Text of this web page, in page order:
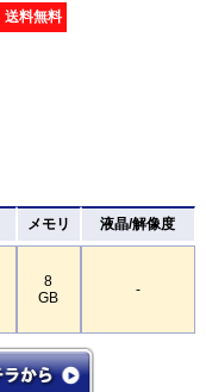
送料無料
メモリ 液晶/解像度
8
GB
-